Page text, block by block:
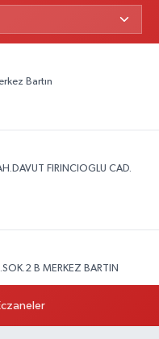
Bartın
FIRINCIOGLU CAD.
B MERKEZ BARTIN